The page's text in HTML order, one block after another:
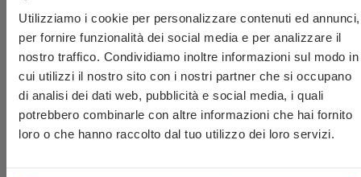
Utilizziamo i cookie per personalizzare contenuti ed annunci,
per fornire funzionalità dei social media e per analizzare il
nostro traffico. Condividiamo inoltre informazioni sul modo in
cui utilizzi il nostro sito con i nostri partner che si occupano
di analisi dei dati web, pubblicità e social media, i quali
potrebbero combinarle con altre informazioni che hai fornito
loro o che hanno raccolto dal tuo utilizzo dei loro servizi.